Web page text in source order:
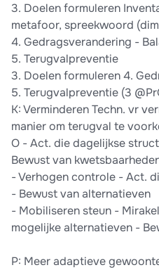
3. Doelen formuleren
metafoor, spreekwoord
4. Gedragsverandering -
5. Terugvalpreventie
3. Doelen formuleren 4.
5. Terugvalpreventie (3
K: Verminderen Techn. vr
manier om terugval te
O - Act. die dagelijkse
Bewust van
- Verhogen controle - Act.
- Bewust van alternatieven
- Mobiliseren steun -
mogelijke alternatieven -
P: Meer adaptieve